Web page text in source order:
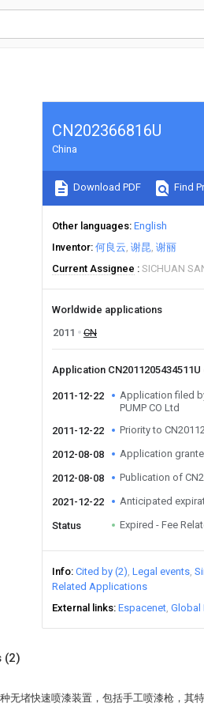
CN202366816U
China
Download PDF Find
Other languages English
Inventor 何良云 谢昆 谢丽
Current Assignee
SICHUAN
Worldwide applications
2011
CN
Application CN2011205434511U
2011-12-22
Application filed
PUMP CO Ltd
2011-12-22
Priority to
2012-08-08 Application
2012-08-08 Publication of
2021-12-22 Anticipated
Status Expired - Fee
Info Cited by (2) Legal events
Related Applications
External links Espacenet Global
(2)
无堵快速喷漆装置，包括手工喷漆枪，其